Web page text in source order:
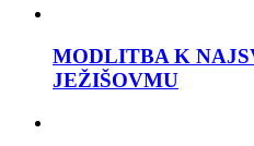
MODLITBA K
JEŽIŠOVMU